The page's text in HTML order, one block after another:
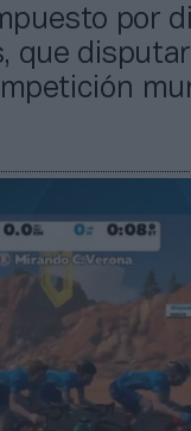
por
que